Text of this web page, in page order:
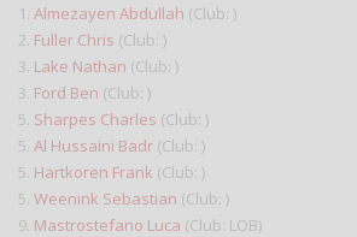
1. Almezayen Abdullah (Club: )
2. Fuller Chris (Club: )
3. Lake Nathan (Club: )
3. Ford Ben (Club: )
5. Sharpes Charles (Club: )
5. Al Hussaini Badr (Club: )
5. Hartkoren Frank (Club: )
5. Weenink Sebastian (Club: )
9. Mastrostefano Luca (Club: LOB)